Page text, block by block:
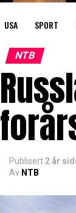
USA SPORT
NTB
Publisert 2 år
Av NTB